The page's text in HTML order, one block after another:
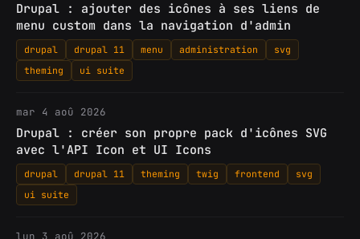
Drupal : ajouter des icônes à ses liens de
menu custom dans la navigation d'admin
drupal drupal 11 menu administration
svg
theming
ui suite
mar 4 aoû 2026
Drupal : créer son propre pack d'icônes SVG
avec l'API Icon et UI Icons
drupal drupal 11 theming twig frontend
svg
ui suite